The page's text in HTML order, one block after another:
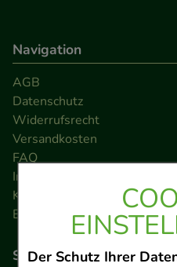
Der Schutz Ihrer
Navigation
AGB
Datenschutz
Widerrufsrecht
Versandkosten
FAQ
Impressum
Kontakt
Barrierefreiheitserklärung
So können Sie bezahlen